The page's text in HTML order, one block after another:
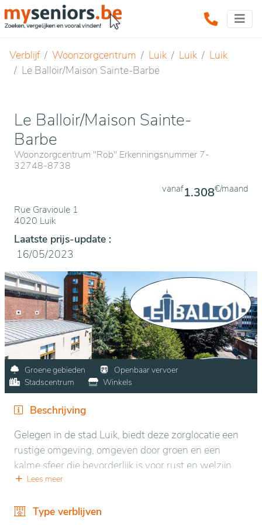
Verblijf Woonzorgcentrum Luik Luik
Luik
Le Balloir/Maison Sainte-Barbe
Le Balloir/Maison Sainte-
Barbe
Woonzorgcentrum "Rob" Erkenningsnummer 7-
32748-8738
Rue Gravioule 1
4020 Luik
vanaf1.308€/maand
Laatste prijs-update :
16/05/2023
Groene gebieden
Openbaar vervoer
Stadscentrum
Winkels
Beschrijving
Gelegen in de stad Luik, biedt deze zorglocatie een
rustige omgeving, omgeven door groen en een
kalme sfeer die bevorderlijk is voor rust en welzijn.
De locatie is goed bereikbaar en ligt dicht bij
van de drukte, waardoor bewoners kunnen genieten
Lees meer
Type verblijven